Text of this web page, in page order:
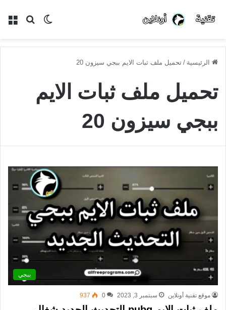
بحث الوضع
الرئيسية / تحميل ملف ثبات الايم ببجي سيزون 20
تحميل ملف ثبات الايم
ببجي سيزون 20
ببجي
موقع تقنية أونلاين سبتمبر 3, 2023 0
937